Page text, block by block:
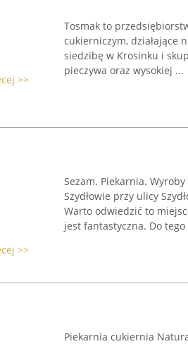
>>
Tosmak to
cukierniczym, działające
siedzibę w Krosinku i
pieczywa oraz wysokiej ...
>>
Sezam. Piekarnia.
Szydłowie przy ulicy
Warto odwiedzić to
jest fantastyczna. Do
Piekarnia cukiernia